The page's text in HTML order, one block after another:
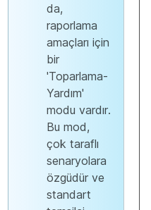
da,
raporlama
amaçları için
bir
'Toparlama-
Yardım'
modu vardır.
Bu mod,
çok taraflı
senaryolara
özgüdür ve
standart